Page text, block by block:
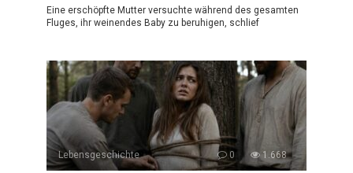
Eine erschöpfte Mutter versuchte während des gesamten
Fluges, ihr weinendes Baby zu beruhigen, schlief
Lebensgeschichte 0 1.668